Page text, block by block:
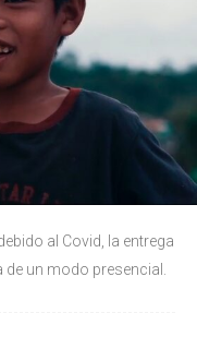
al Covid, la entrega
un modo presencial.